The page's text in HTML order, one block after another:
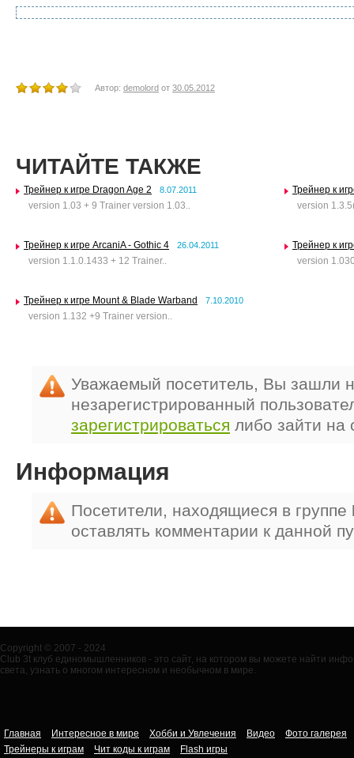
Автор: demolord от 30.05.2012
ЧИТАЙТЕ ТАКЖЕ
Трейнер к игре Dragon Age 2 8.07.2011
version 1.03 + 9 Trainer version 1.03..
Трейнер к
version
Трейнер к игре ArcaniA - Gothic 4 26.04.2011
version 1.1.0.1433 + 12 Trainer..
Трейнер к
version
Трейнер к игре Mount & Blade Warband 7.10.2010
version 1.132 +9 Trainer version..
Уважаемый посетитель, Вы зашли
незарегистрированный
зарегистрироваться либо зайти на
Информация
Посетители, находящиеся в группе
оставлять комментарии к данной
Copyright © 2007 - 2024
Club 3t клуб единомышленников - это сайт, на котором вы можете найти
света, узнать о многом интересном и необычном в мире.
Главная Интересное в мире Хобби и Увлечения Видео
Фото галерея
Трейнеры к играм
Чит коды к играм Flash игры